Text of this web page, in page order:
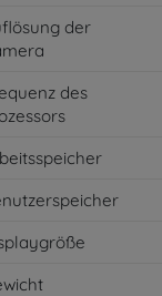
der
des